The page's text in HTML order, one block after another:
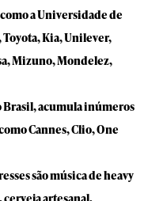
a Universidade de
Kia, Unilever,
Mizuno, Mondelez,
Brasil, acumula inúmeros
Cannes, Clio, One
são música de heavy